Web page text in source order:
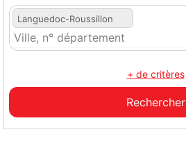
Languedoc-Roussillon
+ de critères